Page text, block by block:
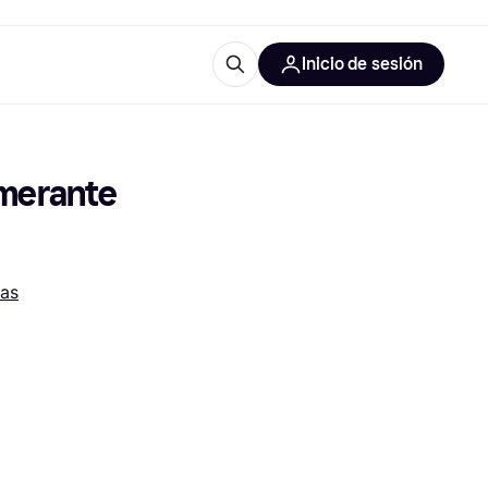
Inicio de sesión